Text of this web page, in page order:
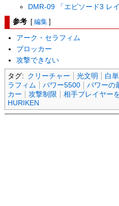
DMR-09 「エピソード3 レ
参考 [ 編集 ]
アーク・セラフィム
ブロッカー
攻撃できない
タグ: クリーチャー 光文明 白単
ラフィム
パワー5500 パワーの
カー
攻撃制限 相手プレイヤー
HURIKEN